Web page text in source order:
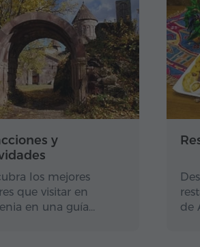
y
los mejores
que visitar en
en una guía…
de